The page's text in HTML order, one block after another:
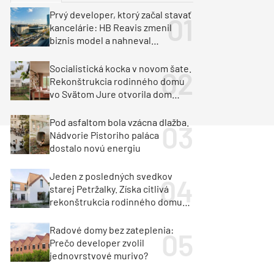
Klimatizácia a vetranie
Milan Murcka
Prvý developer, ktorý začal stavať
kancelárie: HB Reavis zmenil
biznis model a nahneval
Socialistická kocka v novom šate.
Rekonštrukcia rodinného domu
vo Svätom Jure otvorila dom
Pod asfaltom bola vzácna dlažba.
Nádvorie Pistoriho paláca
dostalo novú energiu
Jeden z posledných svedkov
starej Petržalky. Získa citlivá
rekonštrukcia rodinného domu
Radové domy bez zateplenia:
Prečo developer zvolil
jednovrstvové murivo?